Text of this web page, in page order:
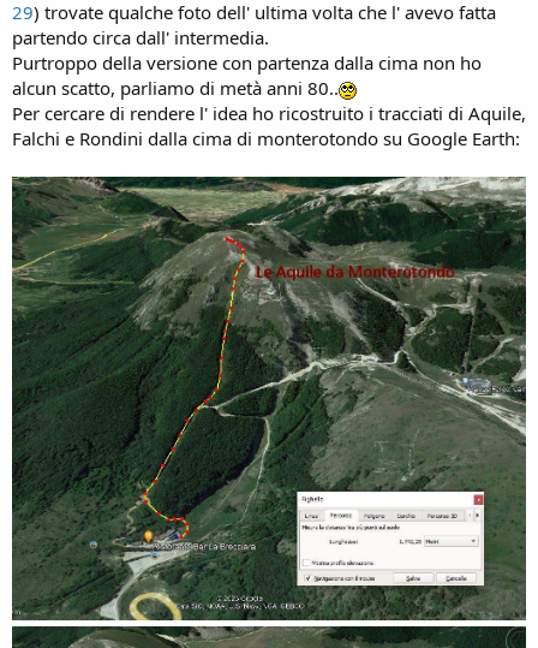
29) trovate qualche foto dell' ultima volta che l' avevo fatta
partendo circa dall' intermedia.
Purtroppo della versione con partenza dalla cima non ho
alcun scatto, parliamo di metà anni 80..
Per cercare di rendere l' idea ho ricostruito i tracciati di Aquile,
Falchi e Rondini dalla cima di monterotondo su Google Earth: